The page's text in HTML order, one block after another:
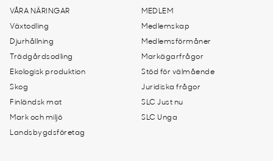
VÅRA NÄRINGAR
Växtodling
Djurhållning
Trädgårdsodling
Ekologisk produktion
Skog
Finländsk mat
Mark och miljö
Landsbygdsföretag
MEDLEM
Medlemskap
Medlemsförmåner
Markägarfrågor
Stöd för välmående
Juridiska frågor
SLC Just nu
SLC Unga